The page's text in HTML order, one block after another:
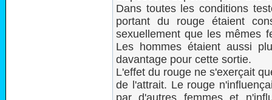
Dans toutes les conditions
portant du rouge étaient
sexuellement que les mêmes
Les hommes étaient aussi
davantage pour cette sortie.
L'effet du rouge ne s'exerçait
de l'attrait. Le rouge
par d'autres femmes et